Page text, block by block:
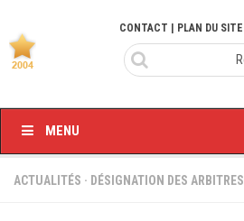
Ligue I – 2020/2021
Ligue I – 2019/2020
Feuilles de match 2018/2019
CONTACT | PLAN DU SITE
MENU
ACTUALITÉS · DÉSIGNATION DES ARBITRES